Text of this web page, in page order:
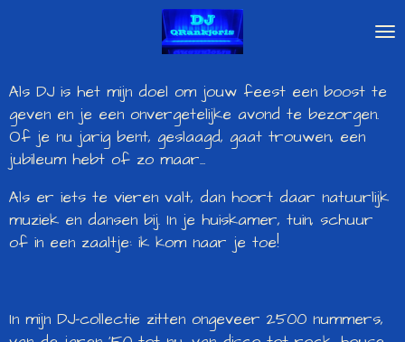
de
hoofdinhoud
Als DJ is het mijn doel om jouw feest een boost te
geven en je een onvergetelijke avond te bezorgen.
Of je nu jarig bent, geslaagd, gaat trouwen, een
jubileum hebt of zo maar...
Als er iets te vieren valt, dan hoort daar natuurlijk
muziek en dansen bij. In je huiskamer, tuin, schuur
of in een zaaltje: ik kom naar je toe!
In mijn DJ-collectie zitten ongeveer 2500 nummers,